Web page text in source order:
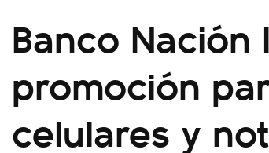
Banco Nación
promoción
celulares y